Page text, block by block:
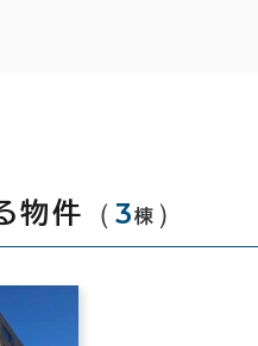
物件 （ 3棟 ）